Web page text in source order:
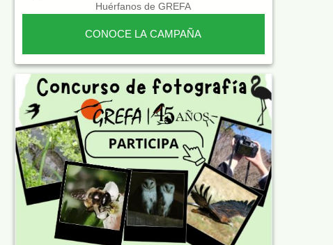
Huérfanos de GREFA
CONOCE LA CAMPAÑA